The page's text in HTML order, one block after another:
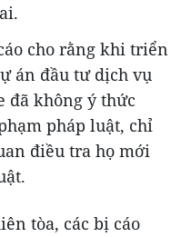
cho rằng khi triển
án đầu tư dịch vụ
đã không ý thức
pháp luật, chỉ
điều tra họ mới
tòa, các bị cáo